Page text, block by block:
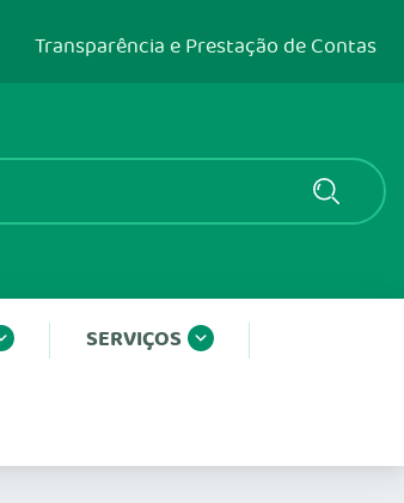
Transparência e Prestação de Contas
SERVIÇOS